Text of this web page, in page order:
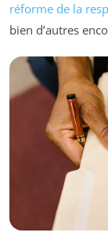
réforme de la
bien d’autres